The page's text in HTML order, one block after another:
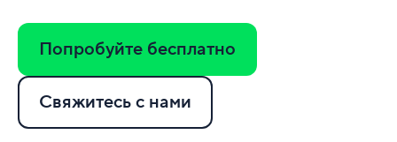
Попробуйте бесплатно
Свяжитесь с нами